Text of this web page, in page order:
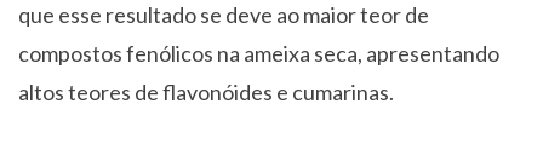
que esse resultado se deve ao maior teor de
compostos fenólicos na ameixa seca, apresentando
altos teores de flavonóides e cumarinas.